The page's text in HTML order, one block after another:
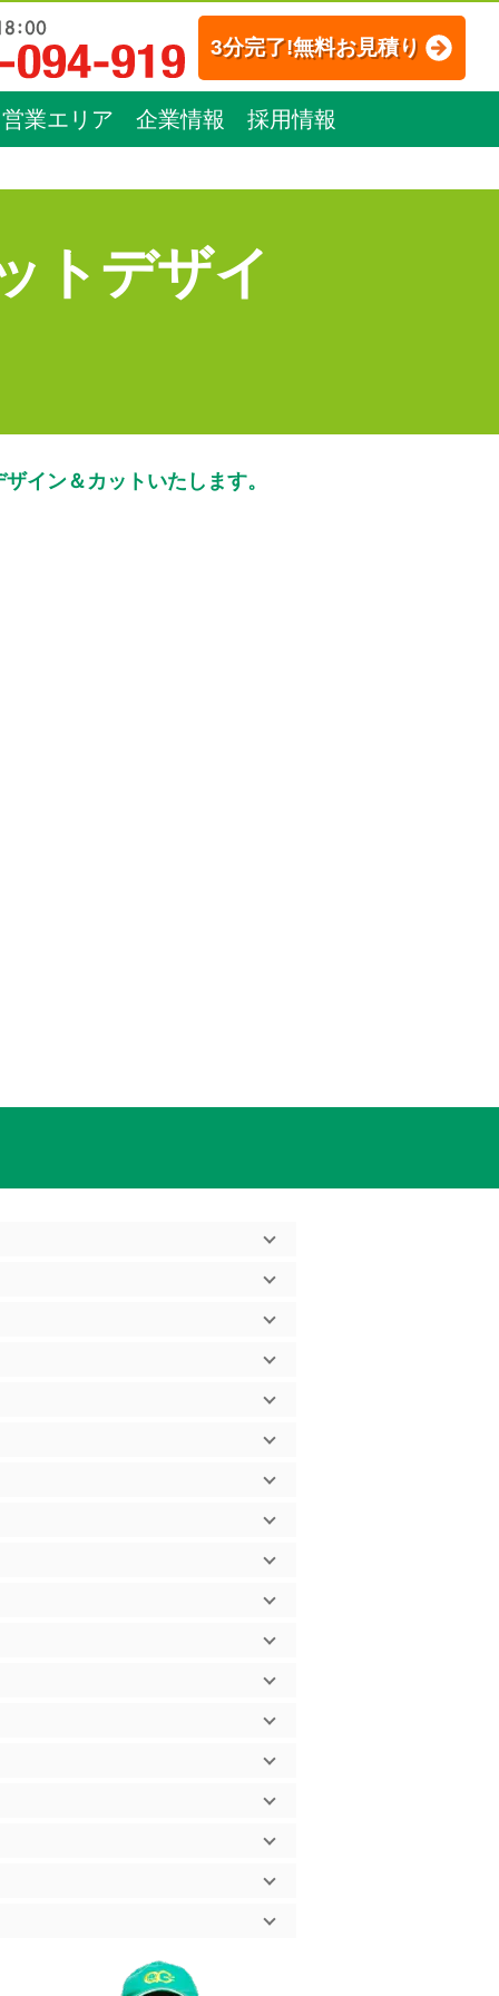
3分完了!無料お見積り
営業エリア 企業情報 採用情報
トデザイ
イン＆カットいたします。